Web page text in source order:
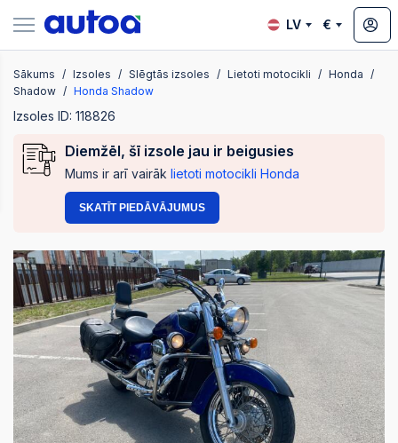
LV €
Sākums Izsoles Slēgtās izsoles Lietoti motocikli
Honda
Shadow
Honda Shadow
Izsoles ID: 118826
Diemžēl, šī izsole jau ir beigusies
Mums ir arī vairāk lietoti motocikli Honda
SKATĪT PIEDĀVĀJUMUS